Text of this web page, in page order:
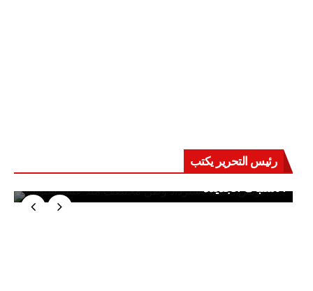
رئيس التحرير يكتب
حرب على العقول.. حادثة دمياط تكشف قواعد